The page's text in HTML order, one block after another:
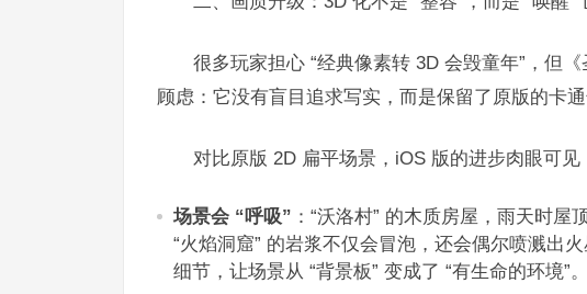
很多玩家担心 “经典像素转 3D 会毁童年”，但
顾虑：它没有盲目追求写实，而是保留了原版的卡
对比原版 2D 扁平场景，iOS 版的进步肉眼可见
场景会 “呼吸” ：“沃洛村” 的木质房屋，雨天时屋
“火焰洞窟” 的岩浆不仅会冒泡，还会偶尔喷溅
细节，让场景从 “背景板” 变成了 “有生命的环境”。​